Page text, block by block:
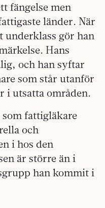
fängelse men
länder. När
underklass gör han
Hans
och han syftar
som står utanför
i utsatta områden.
fattigläkare
och
i hos den
är större än i
han kommit i